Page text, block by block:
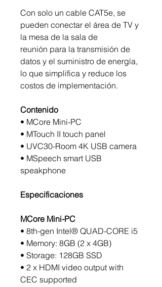
Con solo un cable CAT5e, se
pueden conectar el área de TV y
la mesa de la sala de
reunión para la transmisión de
datos y el suministro de energía,
lo que simplifica y reduce los
costos de implementación.
Contenido
• MCore Mini-PC
• MTouch II touch panel
• UVC30-Room 4K USB camera
• MSpeech smart USB
speakphone
Especificaciones
MCore Mini-PC
• 8th-gen Intel® QUAD-CORE i5
• Memory: 8GB (2 x 4GB)
• Storage: 128GB SSD
• 2 x HDMI video output with
CEC supported